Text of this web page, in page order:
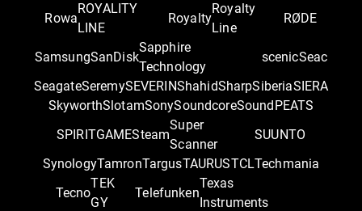
Rowa
ROYALITY
LINE
Royalty
Royalty
Line
RØDE
SamsungSanDisk
Sapphire
Technology
scenicSeac
SeagateSeremySEVERINShahidSharpSiberiaSIERA
SkyworthSlotamSonySoundcoreSoundPEATS
SPIRITGAMESteam
Super
Scanner
SUUNTO
SynologyTamronTargusTAURUSTCLTechmania
Tecno
TEK
GY
Telefunken
Texas
Instruments